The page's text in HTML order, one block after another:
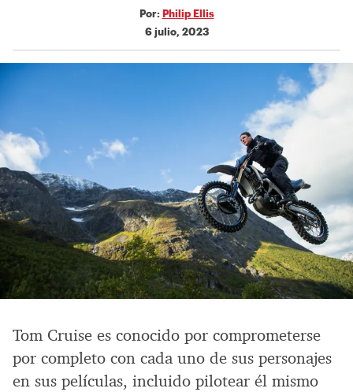
Por: Philip Ellis
6 julio, 2023
Tom Cruise es conocido por comprometerse
por completo con cada uno de sus personajes
en sus películas, incluido pilotear él mismo